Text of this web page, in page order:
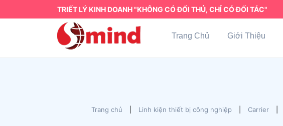
TRIẾT LÝ KINH DOANH "KHÔNG CÓ ĐỐI THỦ, CHỈ CÓ ĐỐI TÁC"
Trang Chủ Giới Thiệu
Trang chủ Linh kiện thiết bị công nghiệp Carrier